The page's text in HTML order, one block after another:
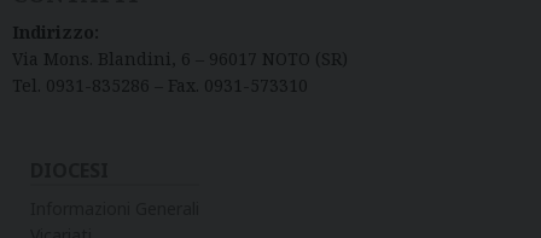
Indirizzo:
Via Mons. Blandini, 6 – 96017 NOTO (SR)
Tel. 0931-835286 – Fax. 0931-573310